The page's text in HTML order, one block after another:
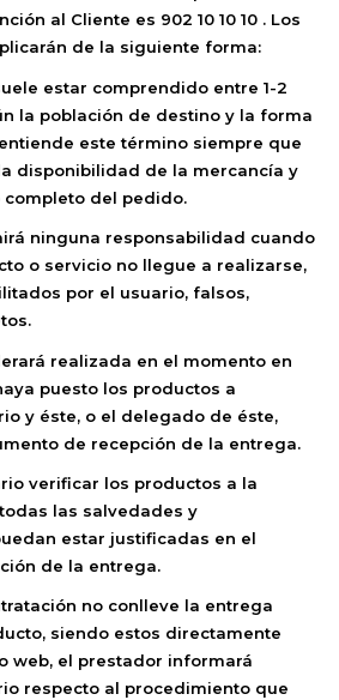
al Cliente es 902 10 10 10 . Los
de la siguiente forma:
estar comprendido entre 1-2
la población de destino y la forma
este término siempre que
disponibilidad de la mercancía y
del pedido.
ninguna responsabilidad cuando
o servicio no llegue a realizarse,
por el usuario, falsos,
realizada en el momento en
puesto los productos a
y éste, o el delegado de éste,
de recepción de la entrega.
verificar los productos a la
las salvedades y
estar justificadas en el
de la entrega.
no conlleve la entrega
siendo estos directamente
web, el prestador informará
respecto al procedimiento que